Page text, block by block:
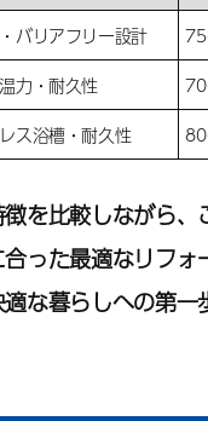
バリアフリー設計
力・耐久性
ス浴槽・耐久性
を比較しながら、
った最適なリフォ
な暮らしへの第一